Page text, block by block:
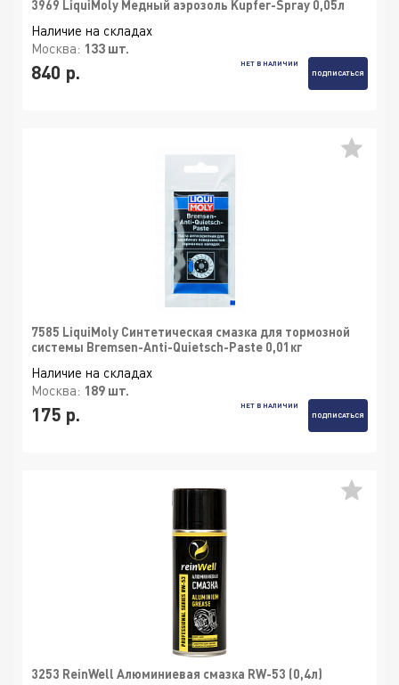
3969 LiquiMoly Медный аэрозоль Kupfer-Spray 0,05л
Наличие на складах
Москва: 133 шт.
840 р.
НЕТ В НАЛИЧИИ
ПОДПИСАТЬСЯ
7585 LiquiMoly Синтетическая смазка для тормозной
системы Bremsen-Anti-Quietsch-Paste 0,01кг
Наличие на складах
Москва: 189 шт.
175 р.
НЕТ В НАЛИЧИИ
ПОДПИСАТЬСЯ
3253 ReinWell Алюминиевая смазка RW-53 (0,4л)